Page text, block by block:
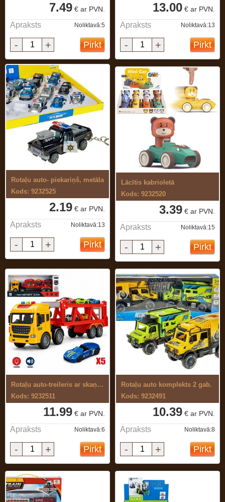
7.49 € ar PVN.
Apraksts Noliktavā:5
- + Pirkt
13.00 € ar PVN.
Apraksts Noliktavā:13
- + Pirkt
Rotaļu auto- piekariņš, metāla
Kods: 9232525
2.19 € ar PVN.
Apraksts Noliktavā:13
- + Pirkt
Lācītis kabrioletā
Kods: 9232520
3.39 € ar PVN.
Apraksts Noliktavā:15
- + Pirkt
Rotaļu auto-treileris ar skaņu ,gaismu ...
Kods: 9232511
11.99 € ar PVN.
Apraksts Noliktavā:6
- + Pirkt
Rotaļu auto komplekts 2 gab.
Kods: 9232491
10.39 € ar PVN.
Apraksts Noliktavā:8
- + Pirkt